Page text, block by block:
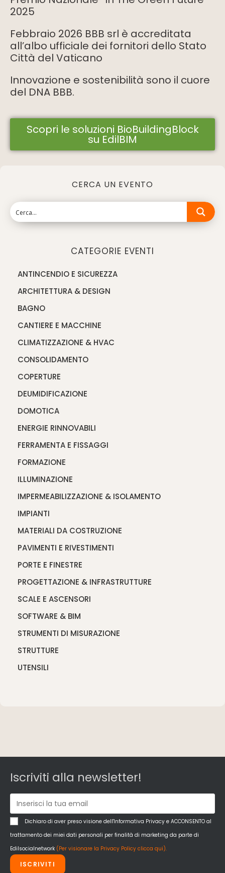
2025
Febbraio 2026 BBB srl è accreditata
all’albo ufficiale dei fornitori dello Stato
Città del Vaticano
Innovazione e sostenibilità sono il cuore
del DNA BBB.
Scopri le soluzioni BioBuildingBlock
su EdilBIM
CERCA UN EVENTO
CATEGORIE EVENTI
ANTINCENDIO E SICUREZZA
ARCHITETTURA & DESIGN
BAGNO
CANTIERE E MACCHINE
CLIMATIZZAZIONE & HVAC
CONSOLIDAMENTO
COPERTURE
DEUMIDIFICAZIONE
DOMOTICA
ENERGIE RINNOVABILI
FERRAMENTA E FISSAGGI
FORMAZIONE
ILLUMINAZIONE
IMPERMEABILIZZAZIONE & ISOLAMENTO
IMPIANTI
MATERIALI DA COSTRUZIONE
PAVIMENTI E RIVESTIMENTI
PORTE E FINESTRE
PROGETTAZIONE & INFRASTRUTTURE
SCALE E ASCENSORI
SOFTWARE & BIM
STRUMENTI DI MISURAZIONE
STRUTTURE
UTENSILI
Iscriviti alla newsletter!
Dichiaro di aver preso visione dell'Informativa Privacy e ACCONSENTO al
trattamento dei miei dati personali per finalità di marketing da parte di
Edilsocialnetwork (Per visionare la Privacy Policy clicca qui).
ISCRIVITI